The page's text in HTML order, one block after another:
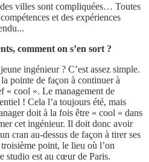
villes sont compliquées… Toutes
et des expériences
comment on s’en sort ?
ingénieur ? C’est assez simple.
pointe de façon à continuer à
« cool ». Le management de
! Cela l’a toujours été, mais
doit à la fois être « cool » dans
cet ingénieur. Il doit donc avoir
cran au-dessus de façon à tirer ses
point, le lieu où l’on
studio est au cœur de Paris.